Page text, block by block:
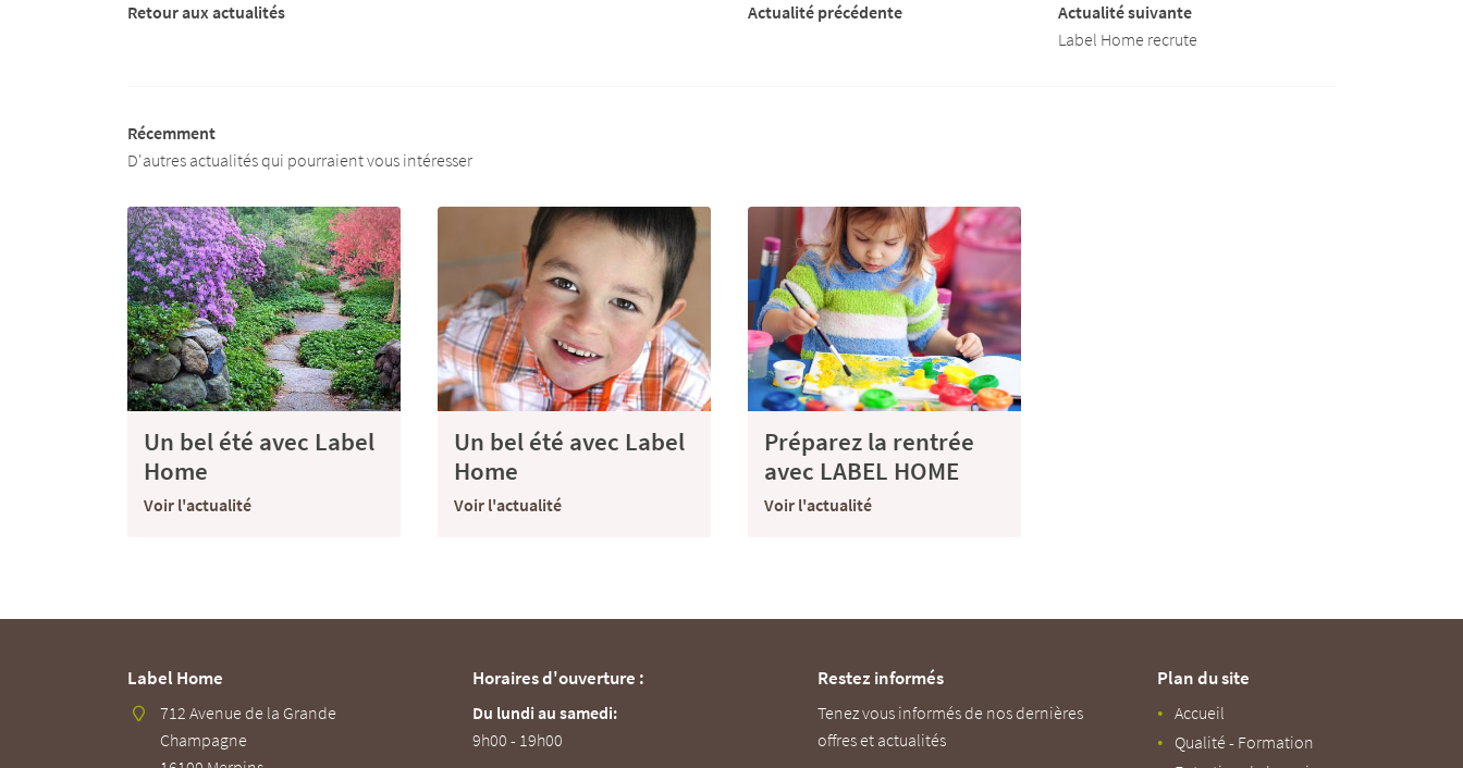
Retour aux actualités Actualité précédente
Actualité suivante
Label Home recrute
Récemment
D'autres actualités qui pourraient vous intéresser
Un bel été avec Label
Home
Voir l'actualité
Un bel été avec Label
Home
Voir l'actualité
Préparez la rentrée
avec LABEL HOME
Voir l'actualité
Label Home
712 Avenue de la Grande
Champagne
Horaires d'ouverture :
Du lundi au samedi:
9h00 - 19h00
Restez informés
Tenez vous informés de nos dernières
offres et actualités
Plan du site
Accueil
Qualité - Formation